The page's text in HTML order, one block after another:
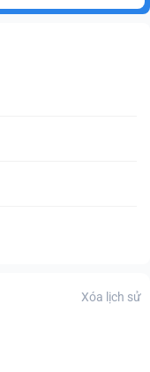
Xóa lịch sử